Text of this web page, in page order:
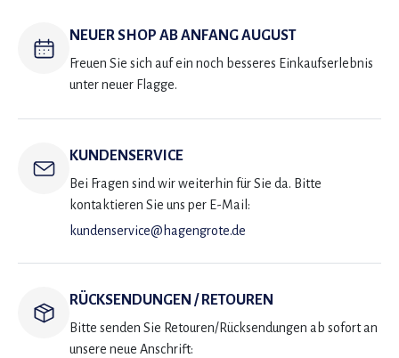
NEUER SHOP AB ANFANG AUGUST
Freuen Sie sich auf ein noch besseres Einkaufserlebnis
unter neuer Flagge.
KUNDENSERVICE
Bei Fragen sind wir weiterhin für Sie da. Bitte
kontaktieren Sie uns per E-Mail:
kundenservice@hagengrote.de
RÜCKSENDUNGEN / RETOUREN
Bitte senden Sie Retouren/Rücksendungen ab sofort an
unsere neue Anschrift: